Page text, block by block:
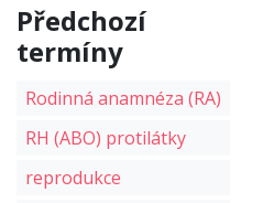
Předchozí
termíny
Rodinná anamnéza (RA)
RH (ABO) protilátky
reprodukce